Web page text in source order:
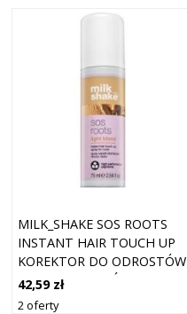
MILK_SHAKE SOS ROOTS
INSTANT HAIR TOUCH UP
KOREKTOR DO ODROSTÓW
I SIWYCH WŁOSÓW LIGHT
BLOND 75 ML
42,59 zł
2 oferty